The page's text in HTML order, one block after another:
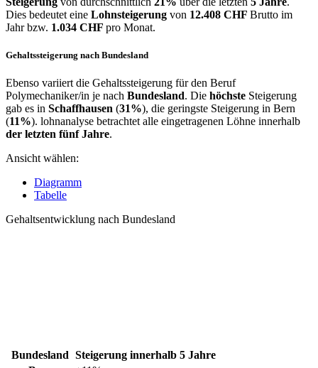
Dies bedeutet eine Lohnsteigerung von 12.408 CHF Brutto im
Jahr bzw. 1.034 CHF pro Monat.
Gehaltssteigerung nach Bundesland
Ebenso variiert die Gehaltssteigerung für den Beruf
Polymechaniker/in je nach Bundesland. Die höchste Steigerung
gab es in Schaffhausen (31%), die geringste Steigerung in Bern
(11%). lohnanalyse betrachtet alle eingetragenen Löhne innerhalb
der letzten fünf Jahre.
Ansicht wählen:
Diagramm
Tabelle
Gehaltsentwicklung nach Bundesland
Bundesland Steigerung innerhalb 5 Jahre